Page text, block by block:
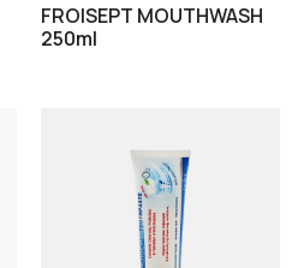
FROISEPT MOUTHWASH
250ml